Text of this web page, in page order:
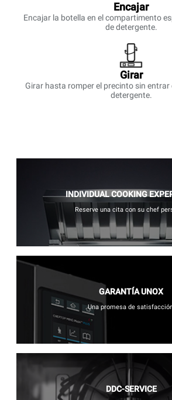
Encajar
Encajar la botella en el compartimento
de detergente.
Girar
Girar hasta romper el precinto sin
detergente.
INDIVIDUAL COOKING
Reserve una cita con su chef
GARANTÍA UNOX
Una promesa de
DDC-SERVICE